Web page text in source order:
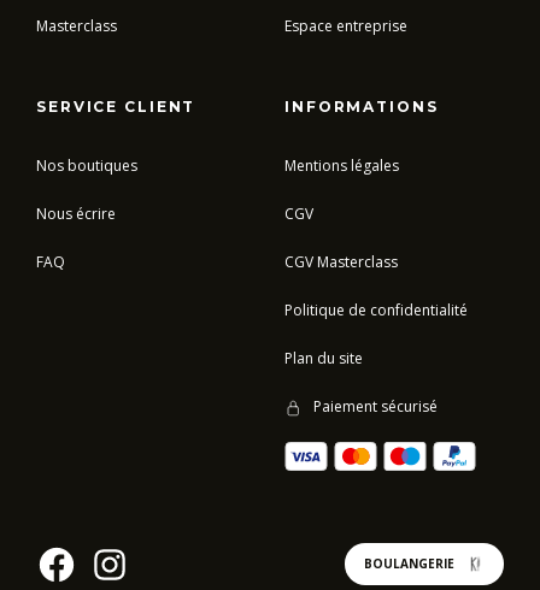
Masterclass Espace entreprise
SERVICE CLIENT
Nos boutiques
Nous écrire
FAQ
INFORMATIONS
Mentions légales
CGV
CGV Masterclass
Politique de confidentialité
Plan du site
Paiement sécurisé
BOULANGERIE